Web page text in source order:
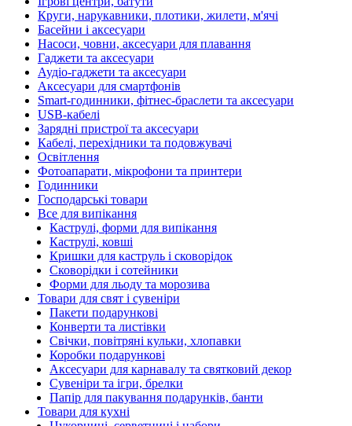
Круги, нарукавники, плотики, жилети, м'ячі
Басейни і аксесуари
Насоси, човни, аксесуари для плавання
Гаджети та аксесуари
Аудіо-гаджети та аксесуари
Аксесуари для смартфонів
Smart-годинники, фітнес-браслети та аксесуари
USB-кабелі
Зарядні пристрої та аксесуари
Кабелі, перехідники та подовжувачі
Освітлення
Фотоапарати, мікрофони та принтери
Годинники
Господарські товари
Все для випікання
Каструлі, форми для випікання
Каструлі, ковші
Кришки для каструль і сковорідок
Сковорідки і сотейники
Форми для льоду та морозива
Товари для свят і сувеніри
Пакети подарункові
Конверти та листівки
Свічки, повітряні кульки, хлопавки
Коробки подарункові
Аксесуари для карнавалу та святковий декор
Сувеніри та ігри, брелки
Папір для пакування подарунків, банти
Товари для кухні